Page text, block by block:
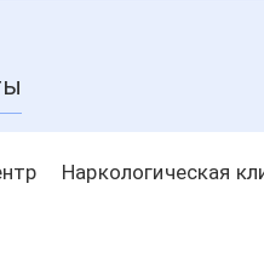
Наркологическая